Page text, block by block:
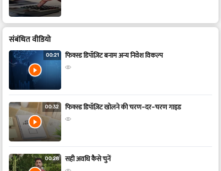
संबंधित वीडियो
00:21 फिक्स्ड डिपॉज़िट बनाम अन्य निवेश विकल्प
00:32 फिक्स्ड डिपॉज़िट खोलने की चरण-दर-चरण गाइड
00:28 सही अवधि कैसे चुनें